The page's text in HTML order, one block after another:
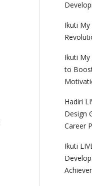
Ikuti My
Ikuti My
to
Hadiri
Design
Career
Ikuti